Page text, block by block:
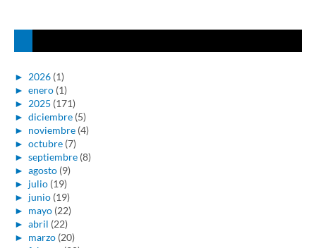
► 2026 (1)
► enero (1)
► 2025 (171)
► diciembre (5)
► noviembre (4)
► octubre (7)
► septiembre (8)
► agosto (9)
► julio (19)
► junio (19)
► mayo (22)
► abril (22)
► marzo (20)